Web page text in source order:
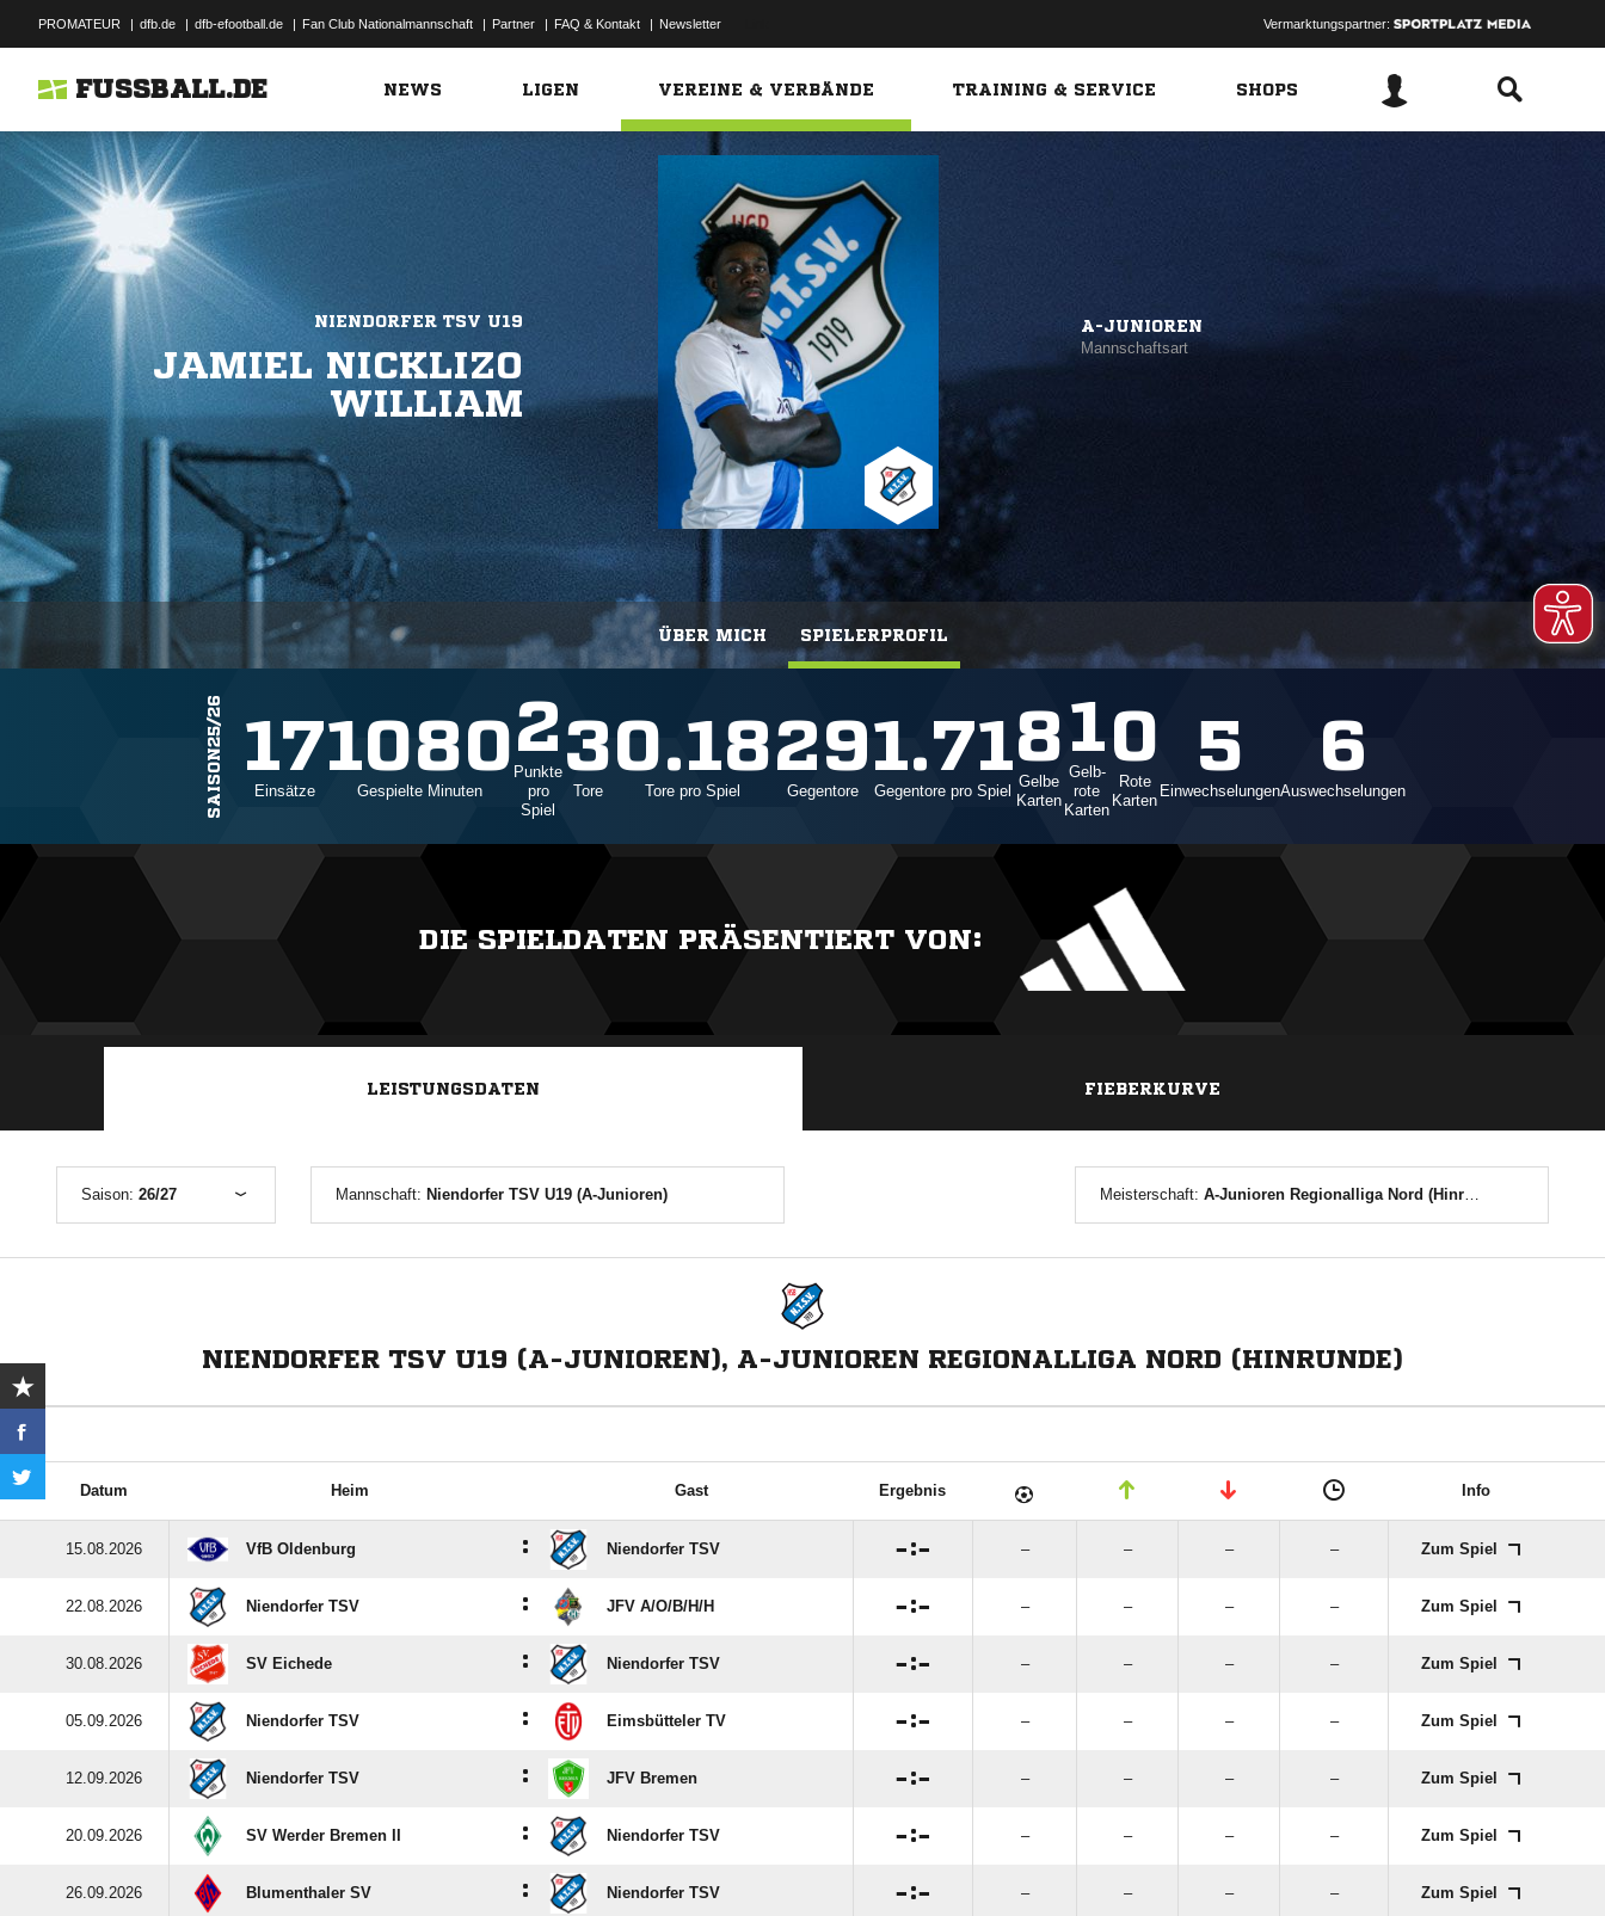
PROMATEUR | dfb.de | dfb-efootball.de | Fan Club Nationalmannschaft | Partner | FAQ & Kontakt | Newsletter Vermarktungspartner:
FUSSBALL.DE NEWS LIGEN VEREINE & VERBÄNDE TRAINING & SERVICE SHOPS
ÜBER MICH SPIELERPROFIL
NIENDORFER TSV U19
JAMIEL NICKLIZO
WILLIAM
A-JUNIOREN
Mannschaftsart
SAISON25/26 17
Einsätze
1080
Gespielte Minuten
2
Punkte
pro
Spiel
3
Tore
0.18
Tore pro Spiel
29
Gegentore
1.71
Gegentore pro Spiel
8
Gelbe
Karten
1
Gelb-
rote
Karten
0
Rote
Karten
5
Einwechselungen
6
Auswechselungen
DIE SPIELDATEN PRÄSENTIERT VON:
LEISTUNGSDATEN FIEBERKURVE
Saison: 26/27 Mannschaft: Niendorfer TSV U19 (A-Junioren) Meisterschaft: A-Junioren Regionalliga Nord (Hinrunde)
NIENDORFER TSV U19 (A-JUNIOREN), A-JUNIOREN REGIONALLIGA NORD (HINRUNDE)
Datum Heim Gast Ergebnis Info
15.08.2026 VfB Oldenburg : Niendorfer TSV : – – – – Zum Spiel
22.08.2026 Niendorfer TSV : JFV A/​O/​B/​H/​H : – – – – Zum Spiel
30.08.2026 SV Eichede : Niendorfer TSV : – – – – Zum Spiel
05.09.2026 Niendorfer TSV : Eimsbütteler TV : – – – – Zum Spiel
12.09.2026 Niendorfer TSV : JFV Bremen : – – – – Zum Spiel
20.09.2026 SV Werder Bremen II : Niendorfer TSV : – – – – Zum Spiel
26.09.2026 Blumenthaler SV : Niendorfer TSV : – – – – Zum Spiel